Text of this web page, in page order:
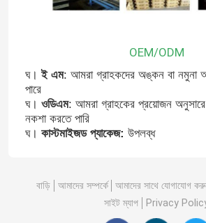
বাড়ি
OEM/ODM
ঘ। ই এম: আমরা গ্রাহকদের অঙ্কন বা নমুনা
পারে
ঘ। ওডিএম: আমরা গ্রাহকের প্রয়োজন
নকশা করতে পারি
ঘ। কাস্টমাইজড প্যাকেজ: উপলব্ধ
বাড়ি আমাদের সম্পর্কে আমাদের সাথে যোগাযোগ
সাইট ম্যাপ
Privacy